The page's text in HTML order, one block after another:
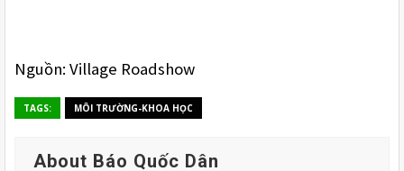
Nguồn: Village Roadshow
TAGS: MÔI TRƯỜNG-KHOA HỌC
About Báo Quốc Dân